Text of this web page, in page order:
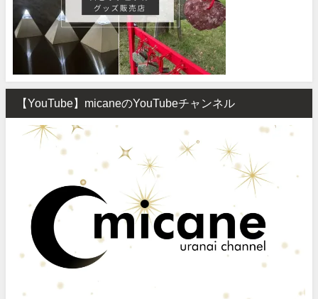
【YouTube】micaneのYouTubeチャンネル